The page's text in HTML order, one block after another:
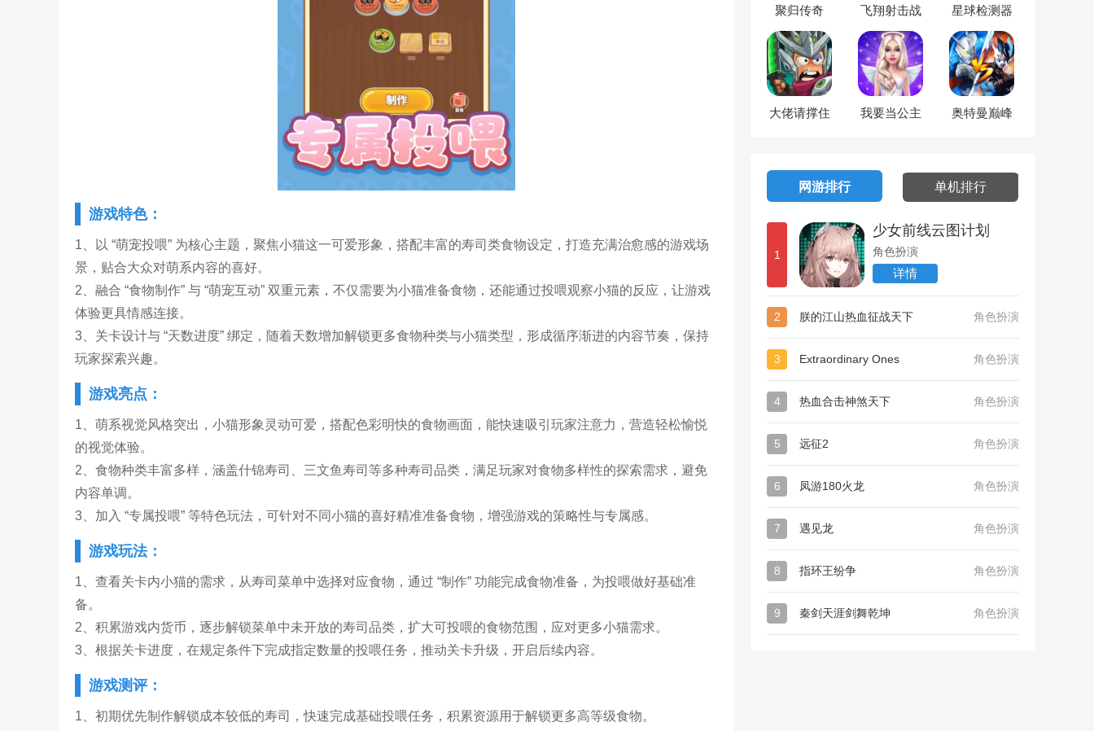
游戏特色：
1、以 “萌宠投喂” 为核心主题，聚焦小猫这一可爱形象，搭配丰富的寿司类食物设定，打造充满治愈感的游戏场
景，贴合大众对萌系内容的喜好。
2、融合 “食物制作” 与 “萌宠互动” 双重元素，不仅需要为小猫准备食物，还能通过投喂观察小猫的反应，让游戏
体验更具情感连接。
3、关卡设计与 “天数进度” 绑定，随着天数增加解锁更多食物种类与小猫类型，形成循序渐进的内容节奏，保持
玩家探索兴趣。
游戏亮点：
1、萌系视觉风格突出，小猫形象灵动可爱，搭配色彩明快的食物画面，能快速吸引玩家注意力，营造轻松愉悦
的视觉体验。
2、食物种类丰富多样，涵盖什锦寿司、三文鱼寿司等多种寿司品类，满足玩家对食物多样性的探索需求，避免
内容单调。
3、加入 “专属投喂” 等特色玩法，可针对不同小猫的喜好精准准备食物，增强游戏的策略性与专属感。
游戏玩法：
1、查看关卡内小猫的需求，从寿司菜单中选择对应食物，通过 “制作” 功能完成食物准备，为投喂做好基础准
备。
2、积累游戏内货币，逐步解锁菜单中未开放的寿司品类，扩大可投喂的食物范围，应对更多小猫需求。
3、根据关卡进度，在规定条件下完成指定数量的投喂任务，推动关卡升级，开启后续内容。
游戏测评：
1、初期优先制作解锁成本较低的寿司，快速完成基础投喂任务，积累资源用于解锁更多高等级食物。
聚归传奇 飞翔射击战 星球检测器
大佬请撑住 我要当公主
奥特曼巅峰
网游排行 单机排行
1
少女前线云图计划
角色扮演
详情
2 朕的江山热血征战天下 角色扮演
3 Extraordinary Ones 角色扮演
4 热血合击神煞天下 角色扮演
5 远征2 角色扮演
6 凤游180火龙 角色扮演
7 遇见龙 角色扮演
8 指环王纷争 角色扮演
9 秦剑天涯剑舞乾坤 角色扮演